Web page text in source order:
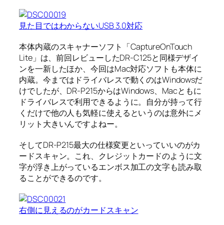
見た目ではわからないUSB 3.0対応
本体内蔵のスキャナーソフト「CaptureOnTouch
Lite」は、前回レビューしたDR-C125と同様デザイ
ンを一新したほか、今回はMac対応ソフトも本体に
内蔵。今まではドライバレスで動くのはWindowsだ
けでしたが、DR-P215からはWindows、Macともに
ドライバレスで利用できるように。自分が持って行
くだけで他の人も気軽に使えるというのは意外にメ
リット大きいんですよねー。
そしてDR-P215最大の仕様変更といっていいのがカ
ードスキャン。これ、クレジットカードのように文
字が浮き上がっているエンボス加工の文字も読み取
ることができるのです。
右側に見えるのがカードスキャン